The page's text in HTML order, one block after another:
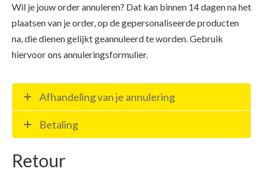
Wil je jouw order annuleren? Dat kan binnen 14 dagen na het
plaatsen van je order, op de gepersonaliseerde producten
na, die dienen gelijkt geannuleerd te worden. Gebruik
hiervoor ons annuleringsformulier.
Afhandeling van je annulering
Betaling
Retour